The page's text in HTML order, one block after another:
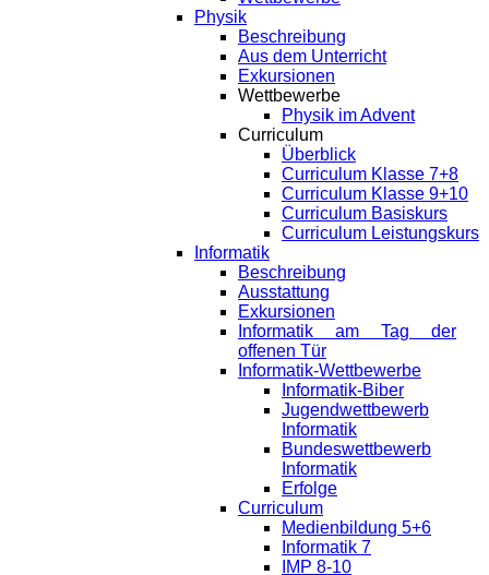
Physik
Beschreibung
Aus dem Unterricht
Exkursionen
Wettbewerbe
Physik im Advent
Curriculum
Überblick
Curriculum Klasse 7+8
Curriculum Klasse 9+10
Curriculum Basiskurs
Curriculum Leistungskurs
Informatik
Beschreibung
Ausstattung
Exkursionen
Informatik am Tag der
offenen Tür
Informatik-Wettbewerbe
Informatik-Biber
Jugendwettbewerb
Informatik
Bundeswettbewerb
Informatik
Erfolge
Curriculum
Medienbildung 5+6
Informatik 7
IMP 8-10